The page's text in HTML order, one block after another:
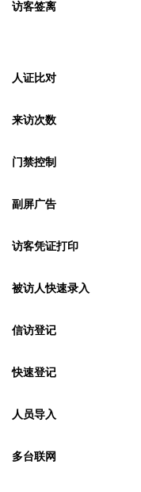
访客签离
人证比对
来访次数
门禁控制
副屏广告
访客凭证打印
被访人快速录入
信访登记
快速登记
人员导入
多台联网